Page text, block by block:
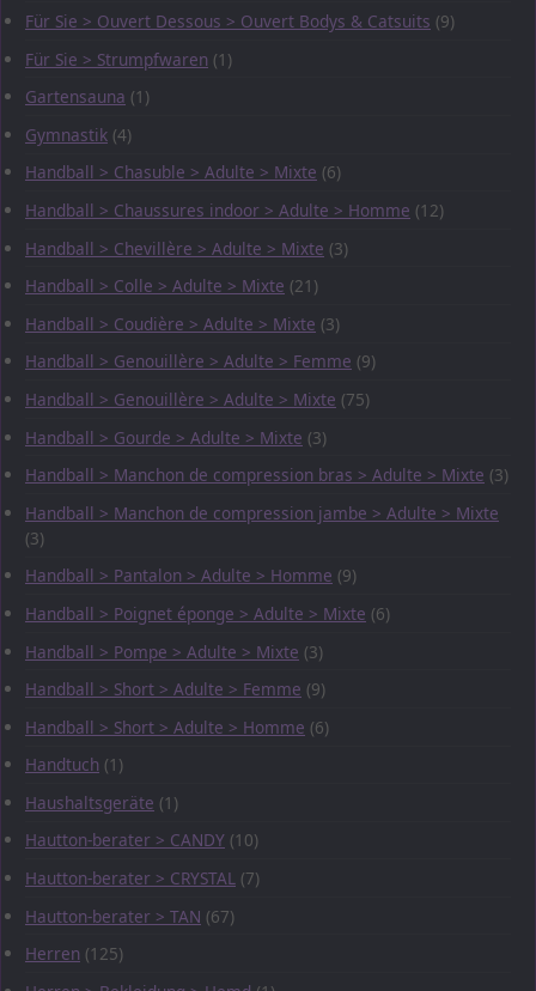
Für Sie > Ouvert Dessous > Ouvert Bodys & Catsuits (9)
Für Sie > Strumpfwaren (1)
Gartensauna (1)
Gymnastik (4)
Handball > Chasuble > Adulte > Mixte (6)
Handball > Chaussures indoor > Adulte > Homme (12)
Handball > Chevillère > Adulte > Mixte (3)
Handball > Colle > Adulte > Mixte (21)
Handball > Coudière > Adulte > Mixte (3)
Handball > Genouillère > Adulte > Femme (9)
Handball > Genouillère > Adulte > Mixte (75)
Handball > Gourde > Adulte > Mixte (3)
Handball > Manchon de compression bras > Adulte > Mixte (3)
Handball > Manchon de compression jambe > Adulte > Mixte
(3)
Handball > Pantalon > Adulte > Homme (9)
Handball > Poignet éponge > Adulte > Mixte (6)
Handball > Pompe > Adulte > Mixte (3)
Handball > Short > Adulte > Femme (9)
Handball > Short > Adulte > Homme (6)
Handtuch (1)
Haushaltsgeräte (1)
Hautton-berater > CANDY (10)
Hautton-berater > CRYSTAL (7)
Hautton-berater > TAN (67)
Herren (125)